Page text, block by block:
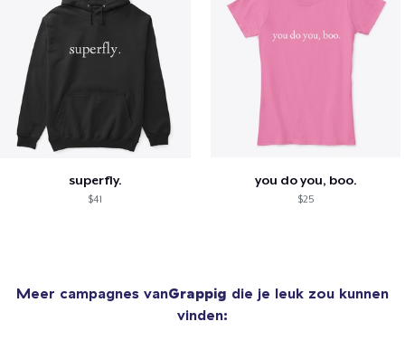
superfly.
$41
you do you, boo.
$25
Meer campagnes vanGrappig die je leuk zou kunnen
vinden: